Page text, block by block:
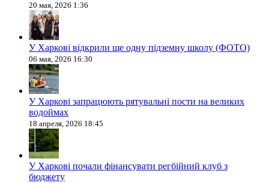
20 мая, 2026 1:36
У Харкові відкрили ще одну підземну школу (ФОТО)
06 мая, 2026 16:30
У Харкові запрацюють рятувальні пости на великих
водоймах
18 апреля, 2026 18:45
У Харкові почали фінансувати регбійний клуб з
бюджету